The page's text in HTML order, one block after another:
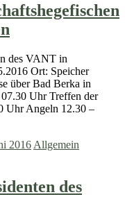
des VANT in
Ort: Speicher
über Bad Berka in
Uhr Treffen der
Uhr Angeln 12.30 –
2016 Allgemein
des